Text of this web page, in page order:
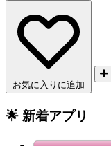
お気に入りに追加
🌟 新着アプリ